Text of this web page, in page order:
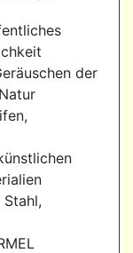
der
Stahl,